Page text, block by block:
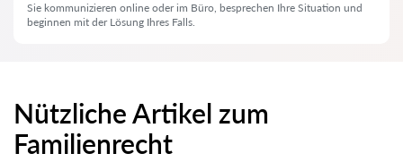
Sie kommunizieren online oder im Büro, besprechen Ihre Situation und
beginnen mit der Lösung Ihres Falls.
Nützliche Artikel zum
Familienrecht